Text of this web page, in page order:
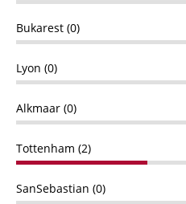
Bukarest (0)
Lyon (0)
Alkmaar (0)
Tottenham (2)
SanSebastian (0)